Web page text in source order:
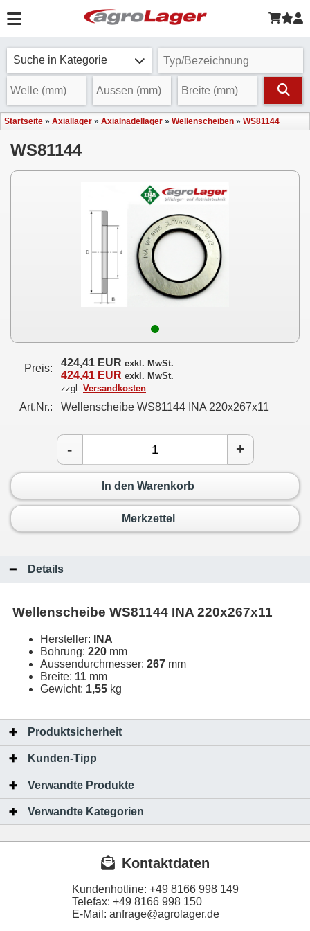
Suche in Kategorie
Startseite » Axiallager » Axialnadellager » Wellenscheiben » WS81144
WS81144
Preis: 424,41 EUR exkl. MwSt.
424,41 EUR exkl. MwSt.
zzgl. Versandkosten
Art.Nr.: Wellenscheibe WS81144 INA 220x267x11
- +
In den Warenkorb
Merkzettel
Details
Wellenscheibe WS81144 INA 220x267x11
Hersteller:
INA
Bohrung: 220 mm
Aussendurchmesser: 267 mm
Breite: 11 mm
Gewicht: 1,55 kg
Produktsicherheit
Kunden-Tipp
Verwandte Produkte
Verwandte Kategorien
Kontaktdaten
Kundenhotline: +49 8166 998 149
Telefax: +49 8166 998 150
E-Mail: anfrage@agrolager.de